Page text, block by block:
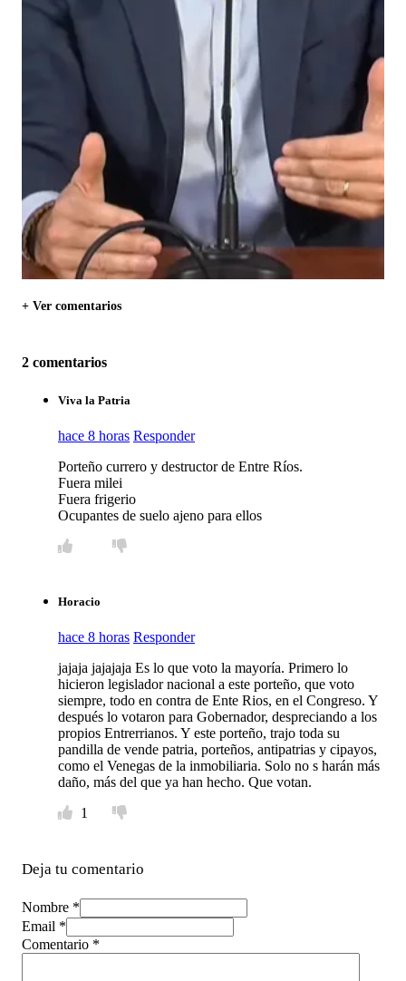
+ Ver comentarios
2 comentarios
Viva la Patria
hace 8 horas Responder
Porteño currero y destructor de Entre Ríos.
Fuera milei
Fuera frigerio
Ocupantes de suelo ajeno para ellos
Horacio
hace 8 horas Responder
jajaja jajajaja Es lo que voto la mayoría. Primero lo
hicieron legislador nacional a este porteño, que voto
siempre, todo en contra de Ente Rios, en el Congreso. Y
después lo votaron para Gobernador, despreciando a los
propios Entrerrianos. Y este porteño, trajo toda su
pandilla de vende patria, porteños, antipatrias y cipayos,
como el Venegas de la inmobiliaria. Solo no s harán más
daño, más del que ya han hecho. Que votan.
1
Deja tu comentario
Nombre *
Email *
Comentario *